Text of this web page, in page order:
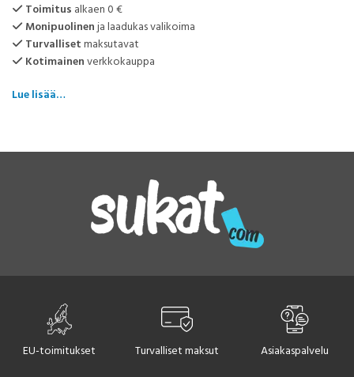
Toimitus alkaen 0 €
Monipuolinenja laadukas valikoima
Turvallisetmaksutavat
Kotimainenverkkokauppa
Lue lisää…
Olipa tarpeesi hengittävät urheilusukat, lämpimät merinovillasukat tai
siistit juhlasukat, löydät meiltä oikean vaihtoehdon. Meiltä saat sukat
työpäiviin, rentoon vapaa-aikaan ja vaativiin olosuhteisiin.
mukavuutta ja kestävyyttä
Bambu & merinovilla – luonnollinen ja hengittävä valinta
EU-toimitukset Turvalliset maksut Asiakaspalvelu